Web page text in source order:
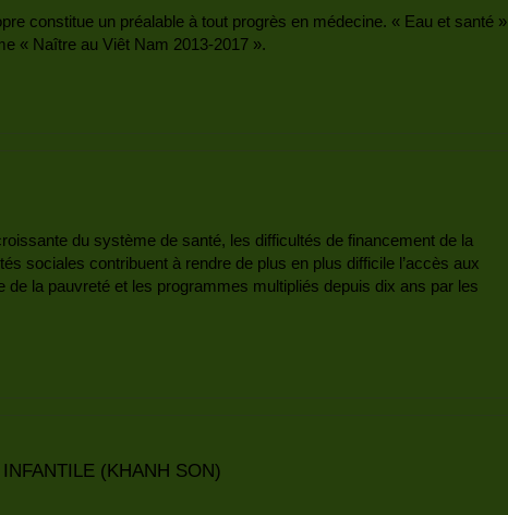
constitue un préalable à tout progrès en médecine. « Eau et santé »
« Naître au Viêt Nam 2013-2017 ».
du système de santé, les difficultés de financement de la
sociales contribuent à rendre de plus en plus difficile l’accès aux
la pauvreté et les programmes multipliés depuis dix ans par les
(KHANH SON)